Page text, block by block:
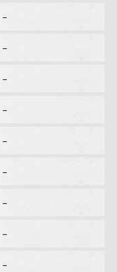
–
–
–
–
–
–
–
–
–